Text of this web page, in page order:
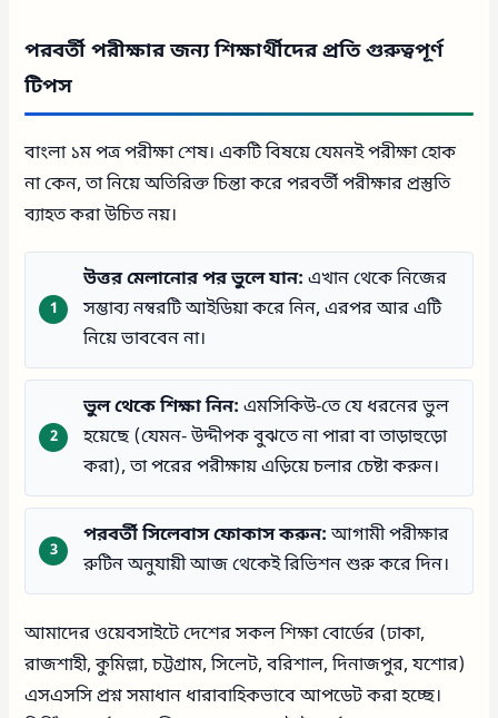
পরবর্তী পরীক্ষার জন্য শিক্ষার্থীদের প্রতি গুরুত্বপূর্ণ
টিপস
বাংলা ১ম পত্র পরীক্ষা শেষ। একটি বিষয়ে যেমনই পরীক্ষা হোক
না কেন, তা নিয়ে অতিরিক্ত চিন্তা করে পরবর্তী পরীক্ষার প্রস্তুতি
ব্যাহত করা উচিত নয়।
উত্তর মেলানোর পর ভুলে যান: এখান থেকে নিজের
সম্ভাব্য নম্বরটি আইডিয়া করে নিন, এরপর আর এটি
নিয়ে ভাববেন না।
ভুল থেকে শিক্ষা নিন: এমসিকিউ-তে যে ধরনের ভুল
হয়েছে (যেমন- উদ্দীপক বুঝতে না পারা বা তাড়াহুড়ো
করা), তা পরের পরীক্ষায় এড়িয়ে চলার চেষ্টা করুন।
পরবর্তী সিলেবাস ফোকাস করুন:আগামী পরীক্ষার
রুটিন অনুযায়ী আজ থেকেই রিভিশন শুরু করে দিন।
আমাদের ওয়েবসাইটে দেশের সকল শিক্ষা বোর্ডের (ঢাকা,
রাজশাহী, কুমিল্লা, চট্টগ্রাম, সিলেট, বরিশাল, দিনাজপুর, যশোর)
এসএসসি প্রশ্ন সমাধান ধারাবাহিকভাবে আপডেট করা হচ্ছে।